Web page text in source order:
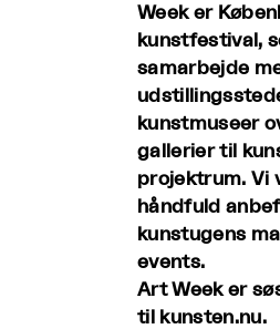
Week er
kunstfestival,
samarbejde
kunstmuseer
gallerier til
projektrum. Vi
håndfuld
kunstugens
events.
Art Week er
til kunsten.nu.